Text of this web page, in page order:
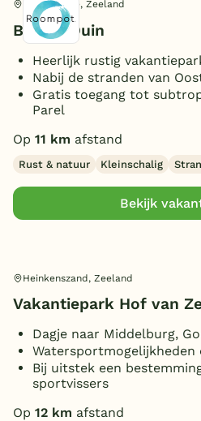
Oostkapelle, Zeeland
Bos en Duin
Heerlijk rustig
Nabij de stranden van
Gratis toegang tot
Parel
Op 11 km afstand
Rust & natuur Kleinschalig
Bekijk
Heinkenszand, Zeeland
Vakantiepark Hof van
Dagje naar Middelburg,
Watersportmogelijkheden
Bij uitstek een
sportvissers
Op 12 km afstand